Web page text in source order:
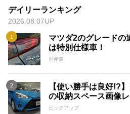
デイリーランキング
2026.08.07UP
マツダ2のグレードの
は特別仕様車！
国産車
【使い勝手は良好!?
の収納スペース画像
ピックアップ